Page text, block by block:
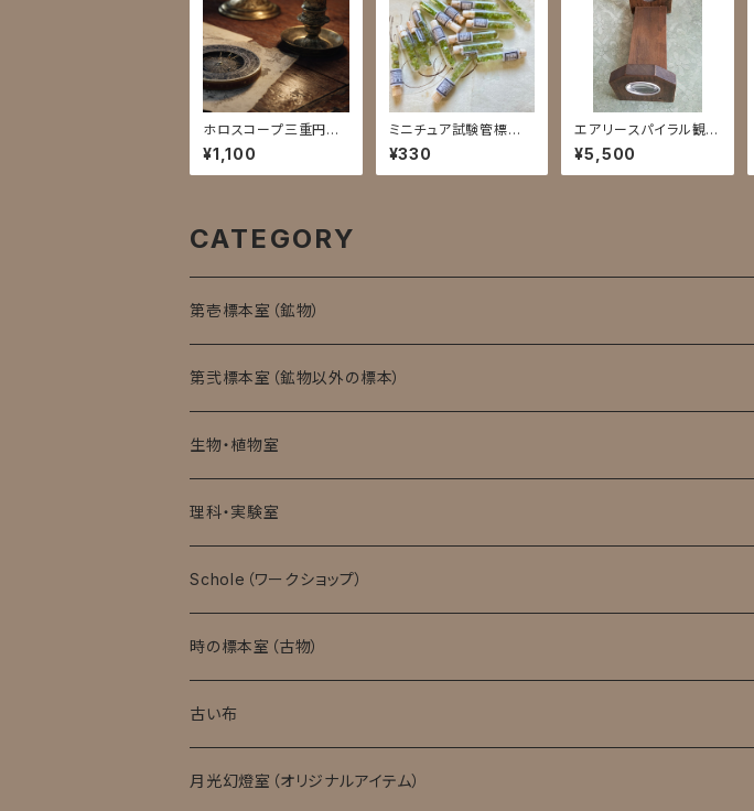
ホロスコープ三重円リ
ーディング
¥1,100
ミニチュア試験管標本
／橄欖石
¥330
エアリースパイラル観察
機
¥5,500
CATEGORY
第壱標本室（鉱物）
第弐標本室（鉱物以外の標本）
生物・植物室
理科・実験室
モバイル顕微鏡
実験消耗品
キット・完成品
Schole（ワークショップ）
時の標本室（古物）
ローマングラス
古い布
月光幻燈室（オリジナルアイテム）